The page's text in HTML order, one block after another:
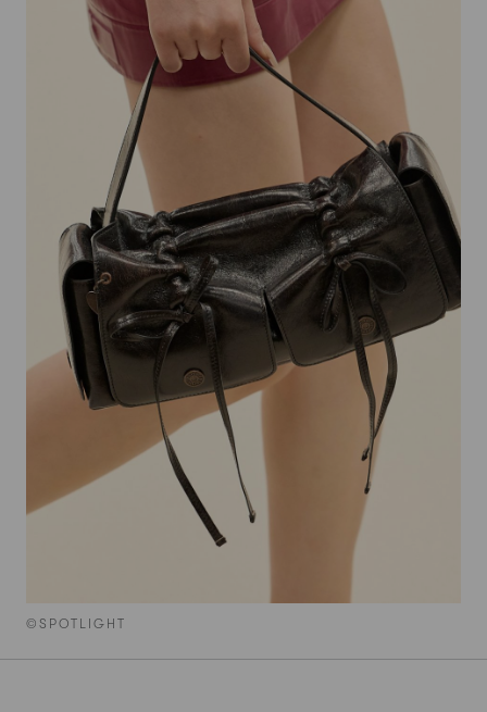
©SPOTLIGHT